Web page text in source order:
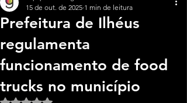
Prefeitura de Ilhéus
regulamenta
funcionamento de food
trucks no município
15 de out. de 2025 1 min de leitura